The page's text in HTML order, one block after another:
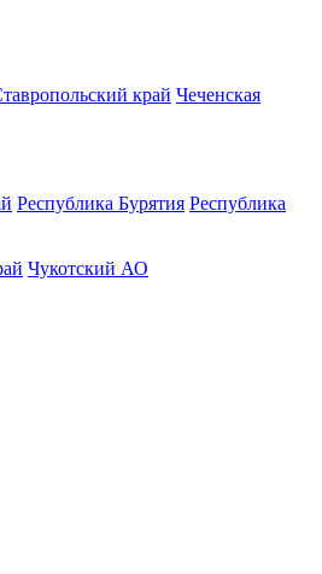
край Чеченская
Республика Бурятия Республика
Чукотский АО